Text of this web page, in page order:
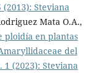
(2013): Steviana
Mata O.A.,
ploidía en plantas
del
1 (2023): Steviana